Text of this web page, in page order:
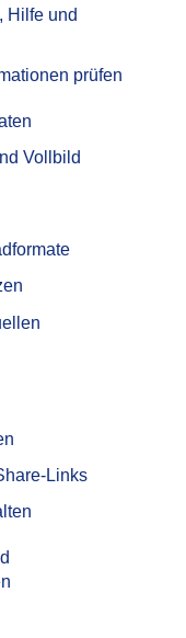
Hilfe und
prüfen
Vollbild
Links